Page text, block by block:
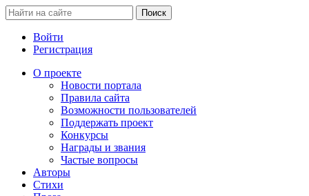
Войти
Регистрация
О проекте
Новости портала
Правила сайта
Возможности пользователей
Поддержать проект
Конкурсы
Награды и звания
Частые вопросы
Авторы
Стихи